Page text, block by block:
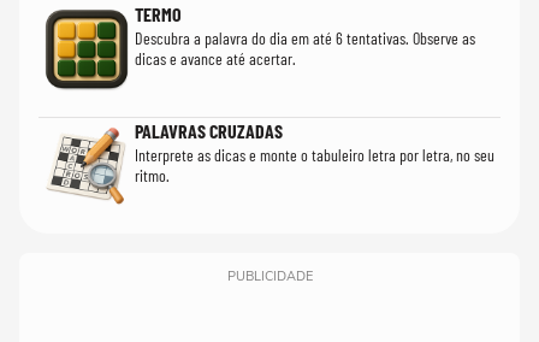
TERMO
Descubra a palavra do dia em até 6 tentativas. Observe as
dicas e avance até acertar.
PALAVRAS CRUZADAS
Interprete as dicas e monte o tabuleiro letra por letra, no seu
ritmo.
PUBLICIDADE